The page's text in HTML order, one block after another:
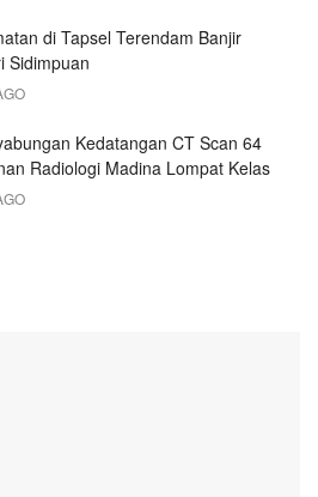
di Tapsel Terendam Banjir
Sidimpuan
Kedatangan CT Scan 64
Radiologi Madina Lompat Kelas